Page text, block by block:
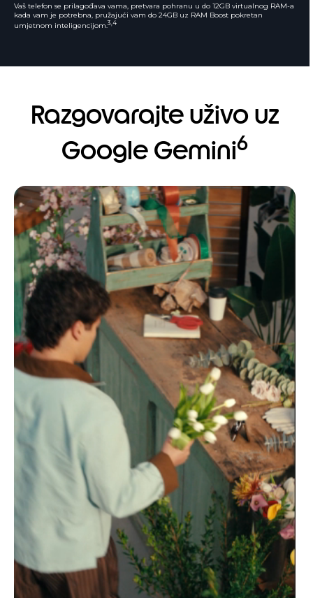
Vaš telefon se prilagođava vama, pretvara pohranu u do 12GB virtualnog RAM-a
kada vam je potrebna, pružajući vam do 24GB uz RAM Boost pokretan
umjetnom inteligencijom.3,4
Razgovarajte uživo uz
Google Gemini6